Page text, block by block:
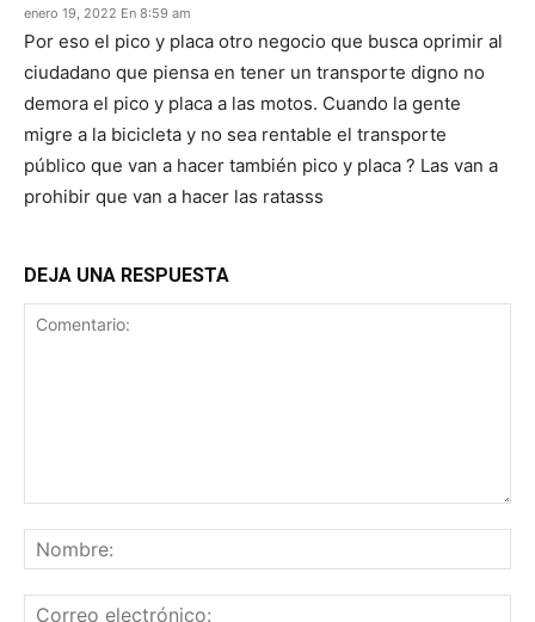
enero 19, 2022 En 8:59 am
Por eso el pico y placa otro negocio que busca oprimir al
ciudadano que piensa en tener un transporte digno no
demora el pico y placa a las motos. Cuando la gente
migre a la bicicleta y no sea rentable el transporte
público que van a hacer también pico y placa ? Las van a
prohibir que van a hacer las ratasss
DEJA UNA RESPUESTA